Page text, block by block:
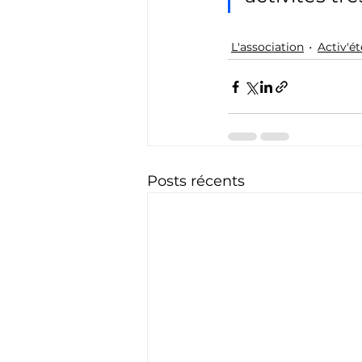
L'association
Posts récents